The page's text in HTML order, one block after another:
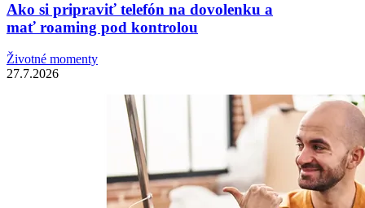
Ako si pripraviť telefón na dovolenku a
mať roaming pod kontrolou
Životné momenty
27.7.2026